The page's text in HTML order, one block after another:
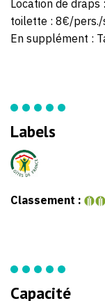
Location de
toilette : 8€/pers./
En supplément :
Labels
Classement :
Capacité